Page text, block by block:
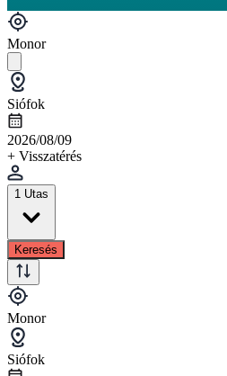
Monor
Siófok
2026/08/09
+ Visszatérés
1 Utas
Keresés
Monor
Siófok